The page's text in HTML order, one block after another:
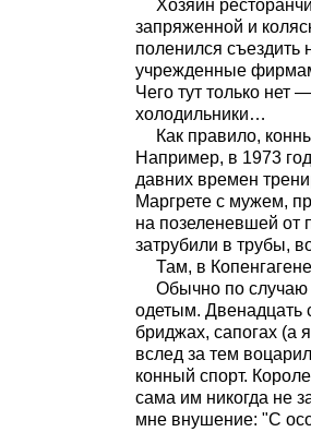
Хозяин
запряженной и
поленился
учрежденные
Чего тут только
холодильники…
Как правило,
Например, в 1973
давних времен
Маргрете с мужем,
на позеленевшей от
затрубили в трубы,
Там, в
Обычно по случаю
одетым.
бриджах, сапогах (а
вслед за тем
конный спорт.
сама им никогда не
мне внушение: "С